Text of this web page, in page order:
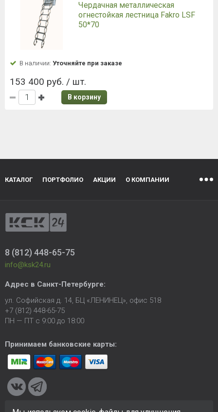
Чердачная металлическая
огнестойкая лестница Fakro LSF
50*70
В наличии: Уточняйте при заказе
153 400 руб. / шт.
В корзину
КАТАЛОГ ПОРТФОЛИО АКЦИИ О КОМПАНИИ
8 (812) 448-65-75
info@ksk24.ru
Адрес в Санкт-Петербурге:
ул. Софийская д. 14, БЦ «ЛЕНИНЕЦ», офис 518
+7 (812) 448-65-75
ПН — ПТ с 9:00 до 18:00
Принимаем банковские карты: